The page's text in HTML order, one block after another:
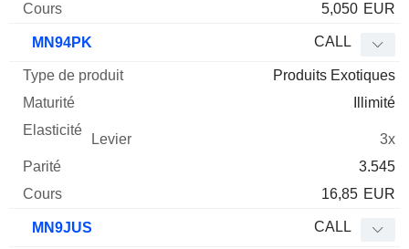
5,050 EUR
MN94PK CALL
Produits Exotiques
Illimité
3x
3.545
16,85 EUR
MN9JUS CALL